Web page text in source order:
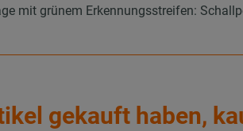
mit grünem Erkennungsstreifen:
gekauft haben,